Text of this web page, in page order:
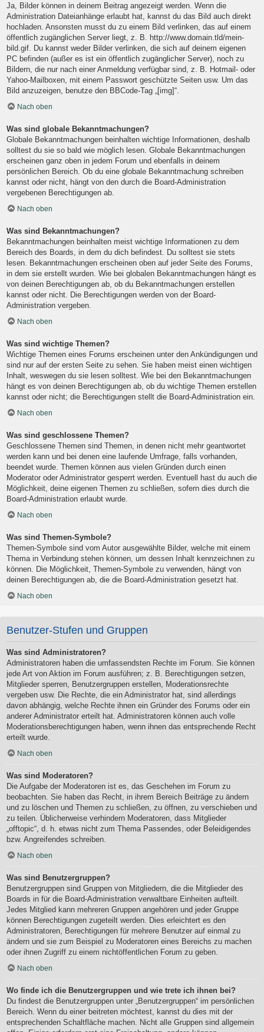
Ja, Bilder können in deinem Beitrag angezeigt werden. Wenn die
Administration Dateianhänge erlaubt hat, kannst du das Bild auch direkt
hochladen. Ansonsten musst du zu einem Bild verlinken, das auf einem
öffentlich zugänglichen Server liegt, z. B. http://www.domain.tld/mein-
bild.gif. Du kannst weder Bilder verlinken, die sich auf deinem eigenen
PC befinden (außer es ist ein öffentlich zugänglicher Server), noch zu
Bildern, die nur nach einer Anmeldung verfügbar sind, z. B. Hotmail- oder
Yahoo-Mailboxen, mit einem Passwort geschützte Seiten usw. Um das
Bild anzuzeigen, benutze den BBCode-Tag „[img]“.
Nach oben
Was sind globale Bekanntmachungen?
Globale Bekanntmachungen beinhalten wichtige Informationen, deshalb
solltest du sie so bald wie möglich lesen. Globale Bekanntmachungen
erscheinen ganz oben in jedem Forum und ebenfalls in deinem
persönlichen Bereich. Ob du eine globale Bekanntmachung schreiben
kannst oder nicht, hängt von den durch die Board-Administration
vergebenen Berechtigungen ab.
Nach oben
Was sind Bekanntmachungen?
Bekanntmachungen beinhalten meist wichtige Informationen zu dem
Bereich des Boards, in dem du dich befindest. Du solltest sie stets
lesen. Bekanntmachungen erscheinen oben auf jeder Seite des Forums,
in dem sie erstellt wurden. Wie bei globalen Bekanntmachungen hängt es
von deinen Berechtigungen ab, ob du Bekanntmachungen erstellen
kannst oder nicht. Die Berechtigungen werden von der Board-
Administration vergeben.
Nach oben
Was sind wichtige Themen?
Wichtige Themen eines Forums erscheinen unter den Ankündigungen und
sind nur auf der ersten Seite zu sehen. Sie haben meist einen wichtigen
Inhalt, weswegen du sie lesen solltest. Wie bei den Bekanntmachungen
hängt es von deinen Berechtigungen ab, ob du wichtige Themen erstellen
kannst oder nicht; die Berechtigungen stellt die Board-Administration ein.
Nach oben
Was sind geschlossene Themen?
Geschlossene Themen sind Themen, in denen nicht mehr geantwortet
werden kann und bei denen eine laufende Umfrage, falls vorhanden,
beendet wurde. Themen können aus vielen Gründen durch einen
Moderator oder Administrator gesperrt werden. Eventuell hast du auch die
Möglichkeit, deine eigenen Themen zu schließen, sofern dies durch die
Board-Administration erlaubt wurde.
Nach oben
Was sind Themen-Symbole?
Themen-Symbole sind vom Autor ausgewählte Bilder, welche mit einem
Thema in Verbindung stehen können, um dessen Inhalt kennzeichnen zu
können. Die Möglichkeit, Themen-Symbole zu verwenden, hängt von
deinen Berechtigungen ab, die die Board-Administration gesetzt hat.
Nach oben
Benutzer-Stufen und Gruppen
Was sind Administratoren?
Administratoren haben die umfassendsten Rechte im Forum. Sie können
jede Art von Aktion im Forum ausführen; z. B. Berechtigungen setzen,
Mitglieder sperren, Benutzergruppen erstellen, Moderationsrechte
vergeben usw. Die Rechte, die ein Administrator hat, sind allerdings
davon abhängig, welche Rechte ihnen ein Gründer des Forums oder ein
anderer Administrator erteilt hat. Administratoren können auch volle
Moderationsberechtigungen haben, wenn ihnen das entsprechende Recht
erteilt wurde.
Nach oben
Was sind Moderatoren?
Die Aufgabe der Moderatoren ist es, das Geschehen im Forum zu
beobachten. Sie haben das Recht, in ihrem Bereich Beiträge zu ändern
und zu löschen und Themen zu schließen, zu öffnen, zu verschieben und
zu teilen. Üblicherweise verhindern Moderatoren, dass Mitglieder
„offtopic“, d. h. etwas nicht zum Thema Passendes, oder Beleidigendes
bzw. Angreifendes schreiben.
Nach oben
Was sind Benutzergruppen?
Benutzergruppen sind Gruppen von Mitgliedern, die die Mitglieder des
Boards in für die Board-Administration verwaltbare Einheiten aufteilt.
Jedes Mitglied kann mehreren Gruppen angehören und jeder Gruppe
können Berechtigungen zugeteilt werden. Dies erleichtert es den
Administratoren, Berechtigungen für mehrere Benutzer auf einmal zu
ändern und sie zum Beispiel zu Moderatoren eines Bereichs zu machen
oder ihnen Zugriff zu einem nichtöffentlichen Forum zu geben.
Nach oben
Wo finde ich die Benutzergruppen und wie trete ich ihnen bei?
Du findest die Benutzergruppen unter „Benutzergruppen“ im persönlichen
Bereich. Wenn du einer beitreten möchtest, kannst du dies mit der
entsprechenden Schaltfläche machen. Nicht alle Gruppen sind allgemein